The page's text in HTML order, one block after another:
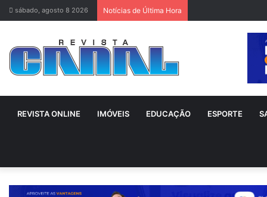
sábado, agosto 8 2026 Notícias de Última Hora
REVISTA ONLINE IMÓVEIS EDUCAÇÃO ESPORTE